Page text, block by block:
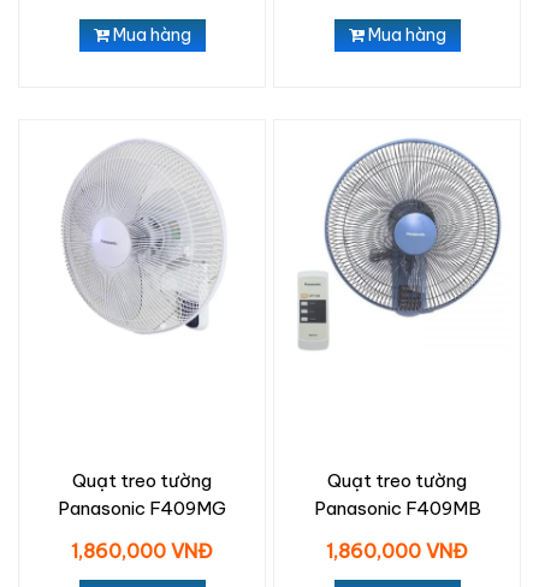
Mua hàng Mua hàng
Quạt treo tường
Panasonic F409MG
1,860,000 VNĐ
Quạt treo tường
Panasonic F409MB
1,860,000 VNĐ